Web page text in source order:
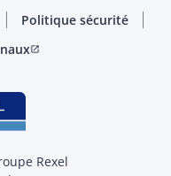
Politique sécurité
open_in_new
Rexel